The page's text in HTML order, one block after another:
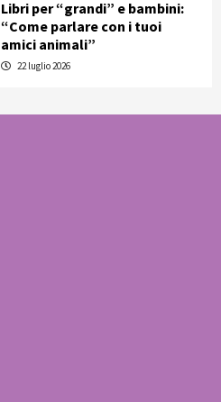
Libri per “grandi” e bambini:
“Come parlare con i tuoi
amici animali”
22 luglio 2026